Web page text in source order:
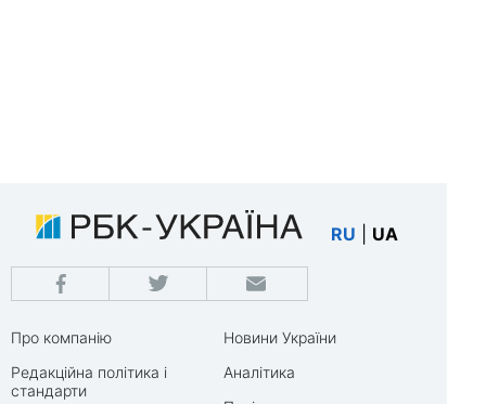
RU UA
Про компанію
Редакційна політика і
стандарти
Новини України
Аналітика